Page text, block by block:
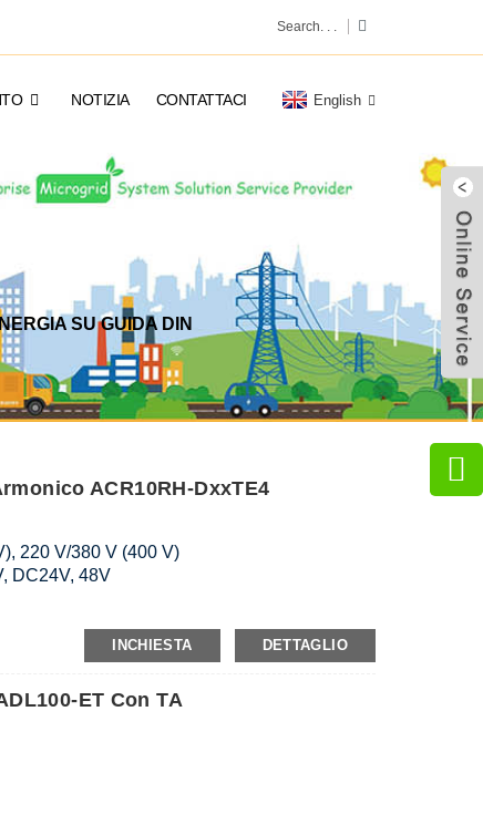
NOTIZIA CONTATTACI English
SU GUIDA DIN
ACR10RH-DxxTE4
220 V/380 V (400 V)
DC24V, 48V
INCHIESTA DETTAGLIO
ET Con TA
